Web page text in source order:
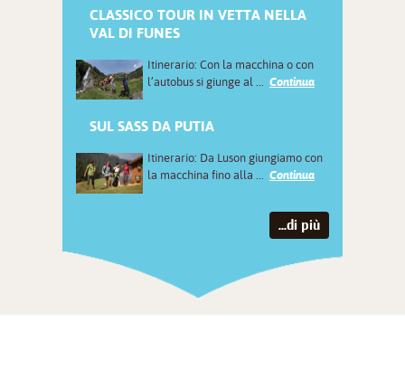
CLASSICO TOUR IN VETTA NELLA
VAL DI FUNES
Itinerario: Con la macchina o con
l’autobus si giunge al ... Continua
SUL SASS DA PUTIA
Itinerario: Da Luson giungiamo con
la macchina fino alla ... Continua
...di più